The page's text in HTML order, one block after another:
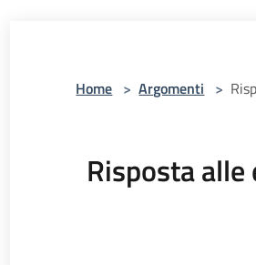
Home > Argomenti >
Risposta